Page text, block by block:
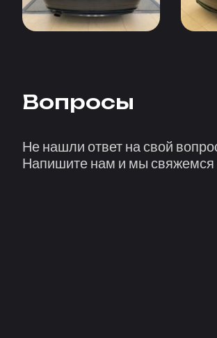
Вопросы
Не нашли ответ на свой
Напишите нам и мы